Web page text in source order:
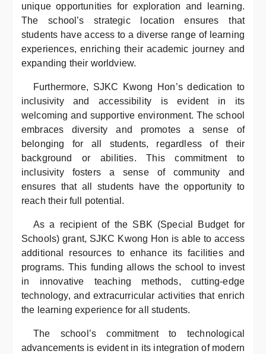
unique opportunities for exploration and learning.
The school’s strategic location ensures that
students have access to a diverse range of learning
experiences, enriching their academic journey and
expanding their worldview.
Furthermore, SJKC Kwong Hon’s dedication to
inclusivity and accessibility is evident in its
welcoming and supportive environment. The school
embraces diversity and promotes a sense of
belonging for all students, regardless of their
background or abilities. This commitment to
inclusivity fosters a sense of community and
ensures that all students have the opportunity to
reach their full potential.
As a recipient of the SBK (Special Budget for
Schools) grant, SJKC Kwong Hon is able to access
additional resources to enhance its facilities and
programs. This funding allows the school to invest
in innovative teaching methods, cutting-edge
technology, and extracurricular activities that enrich
the learning experience for all students.
The school’s commitment to technological
advancements is evident in its integration of modern